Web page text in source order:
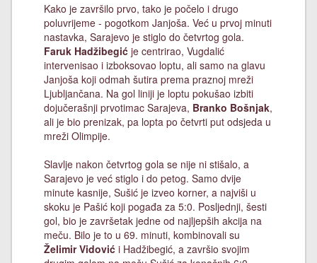
Kako je završilo prvo, tako je počelo i drugo
poluvrijeme - pogotkom Janjoša. Već u prvoj minuti
nastavka, Sarajevo je stiglo do četvrtog gola.
Faruk Hadžibegić je centrirao, Vugdalić
intervenisao i izboksovao loptu, ali samo na glavu
Janjoša koji odmah šutira prema praznoj mreži
Ljubljančana. Na gol liniji je loptu pokušao izbiti
dojučerašnji prvotimac Sarajeva, Branko Bošnjak,
ali je bio prenizak, pa lopta po četvrti put odsjeda u
mreži Olimpije.
Slavlje nakon četvrtog gola se nije ni stišalo, a
Sarajevo je već stiglo i do petog. Samo dvije
minute kasnije, Sušić je izveo korner, a najviši u
skoku je Pašić koji pogađa za 5:0. Posljednji, šesti
gol, bio je završetak jedne od najljepših akcija na
meču. Bilo je to u 69. minuti, kombinovali su
Želimir Vidović i Hadžibegić, a završio svojim